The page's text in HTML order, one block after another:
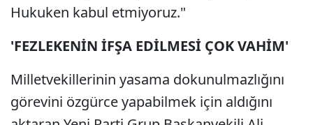
Hukuken kabul etmiyoruz."
'FEZLEKENİN İFŞA EDİLMESİ ÇOK VAHİM'
Milletvekillerinin yasama dokunulmazlığını
görevini özgürce yapabilmek için aldığını